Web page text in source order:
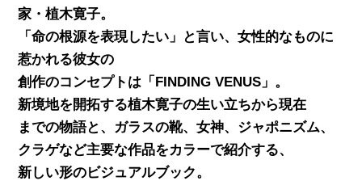
家・植木寛子。
「命の根源を表現したい」と言い、女性的なものに
惹かれる彼女の
創作のコンセプトは「FINDING VENUS」。
新境地を開拓する植木寛子の生い立ちから現在
までの物語と、ガラスの靴、女神、ジャポニズム、
クラゲなど主要な作品をカラーで紹介する、
新しい形のビジュアルブック。